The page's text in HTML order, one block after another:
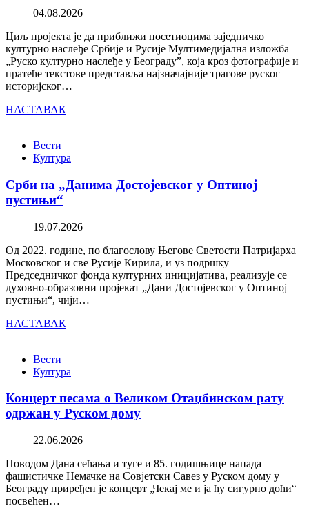
04.08.2026
Циљ пројекта је да приближи посетиоцима заједничко
културно наслеђе Србије и Русије Мултимедијална изложба
„Руско културно наслеђе у Београду”, која кроз фотографије и
пратеће текстове представља најзначајније трагове руског
историјског…
НАСТАВАК
Вести
Култура
Срби на „Данима Достојевског у Оптиној
пустињи“
19.07.2026
Од 2022. године, по благослову Његове Светости Патријарха
Московског и све Русије Кирила, и уз подршку
Председничког фонда културних иницијатива, реализује се
духовно-образовни пројекат „Дани Достојевског у Оптиној
пустињи“, чији…
НАСТАВАК
Вести
Култура
Концерт песама о Великом Отаџбинском рату
одржан у Руском дому
22.06.2026
Поводом Дана сећања и туге и 85. годишњице напада
фашистичке Немачке на Совјетски Савез у Руском дому у
Београду приређен је концерт „Чекај ме и ја ћу сигурно доћи“
посвећен…